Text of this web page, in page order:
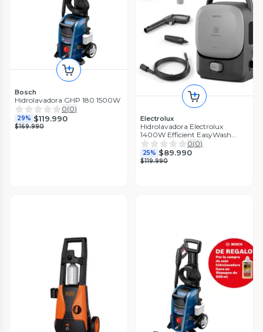
Bosch
Hidrolavadora GHP 180 1500W
0(0)
29% $119.990
$169.990
Electrolux
Hidrolavadora Electrolux
1400W Efficient EasyWash
QWS1600
0(0)
25% $89.990
$119.990